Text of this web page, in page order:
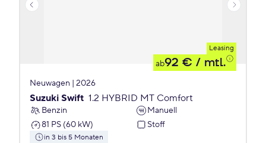
Leasing
ab92 € / mtl.
Neuwagen | 2026
Suzuki Swift 1.2 HYBRID MT Comfort
Benzin
Manuell
81 PS (60 kW)
Stoff
in 3 bis 5 Monaten